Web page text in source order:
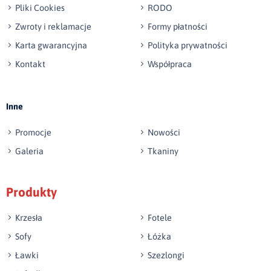
Wyślij opinię
Pliki Cookies
RODO
Zwroty i reklamacje
Formy płatności
Karta gwarancyjna
Polityka prywatności
Kontakt
Współpraca
Inne
Promocje
Nowości
Galeria
Tkaniny
Produkty
Krzesła
Fotele
Sofy
Łóżka
Ławki
Szezlongi